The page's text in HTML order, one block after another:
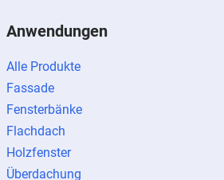
Anwendungen
Alle Produkte
Fassade
Fensterbänke
Flachdach
Holzfenster
Überdachung